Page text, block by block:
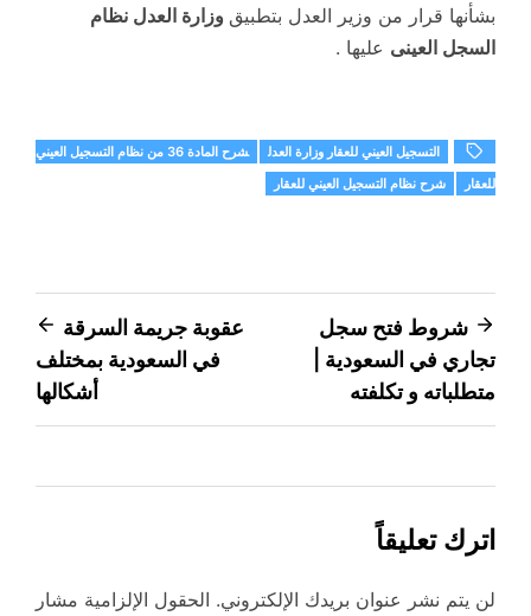
بشأنها قرار من وزير العدل بتطبيق وزارة العدل نظام
السجل العينى عليها .
التسجيل العيني للعقار وزارة العدل
شرح المادة 36 من نظام التسجيل العيني
للعقار
شرح نظام التسجيل العيني للعقار
تصفّح
المقالات
شروط فتح سجل
تجاري في السعودية |
متطلباته و تكلفته
عقوبة جريمة السرقة
في السعودية بمختلف
أشكالها
اترك تعليقاً
لن يتم نشر عنوان بريدك الإلكتروني. الحقول الإلزامية مشار